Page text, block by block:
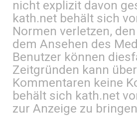
nicht explizit davon
kath.net behält sich
Normen verletzen,
dem Ansehen des
Benutzer können
Zeitgründen kann
Kommentaren keine
behält sich kath.net
zur Anzeige zu